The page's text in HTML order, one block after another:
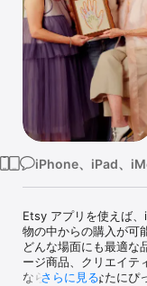
iPhone、iPad、
Etsy アプリを使えば
物の中からの購入が可
どんな場面にも最適な
ージ商品、クリエイテ
ならきっとあなたにぴ
さらに見る